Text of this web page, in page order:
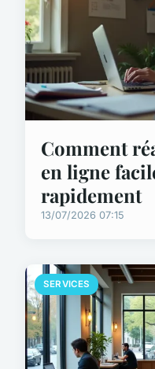
Comment
en ligne
rapidement
13/07/2026 07:15
SERVICES